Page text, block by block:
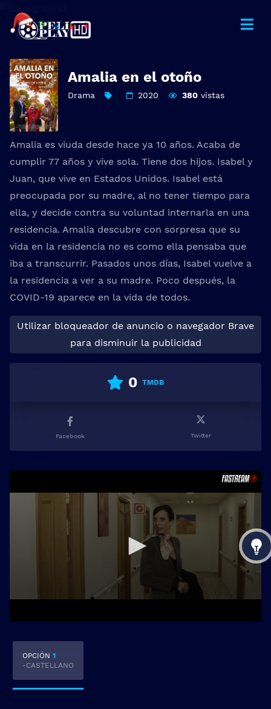
Amalia en el otoño
Drama 2020 380vistas
Amalia es viuda desde hace ya 10 años. Acaba de
cumplir 77 años y vive sola. Tiene dos hijos. Isabel y
Juan, que vive en Estados Unidos. Isabel está
preocupada por su madre, al no tener tiempo para
ella, y decide contra su voluntad internarla en una
residencia. Amalia descubre con sorpresa que su
vida en la residencia no es como ella pensaba que
iba a transcurrir. Pasados unos días, Isabel vuelve a
la residencia a ver a su madre. Poco después, la
COVID-19 aparece en la vida de todos.
Utilizar bloqueador de anuncio o navegador Brave
para disminuir la publicidad
0 TMDB
Facebook Twitter
OPCIÓN 1
-CASTELLANO